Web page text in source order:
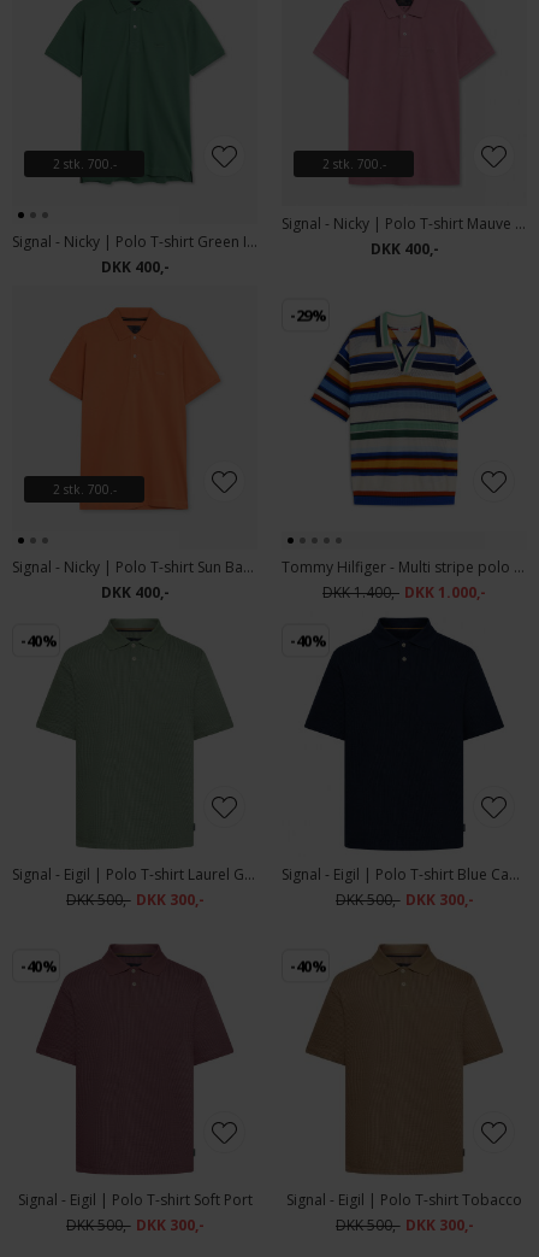
2 stk. 700.-
Signal - Nicky | Polo T-shirt Green Ivy
DKK 400,-
2 stk. 700.-
Signal - Nicky | Polo T-shirt Mauve Rose
DKK 400,-
2 stk. 700.-
Signal - Nicky | Polo T-shirt Sun Baked
DKK 400,-
-29%
Tommy Hilfiger - Multi stripe polo | Polo T-shirt Regal Blue
DKK 1.400,- DKK 1.000,-
-40%
Signal - Eigil | Polo T-shirt Laurel Green
DKK 500,- DKK 300,-
-40%
Signal - Eigil | Polo T-shirt Blue Captain
DKK 500,- DKK 300,-
-40%
Signal - Eigil | Polo T-shirt Soft Port
DKK 500,- DKK 300,-
-40%
Signal - Eigil | Polo T-shirt Tobacco
DKK 500,- DKK 300,-